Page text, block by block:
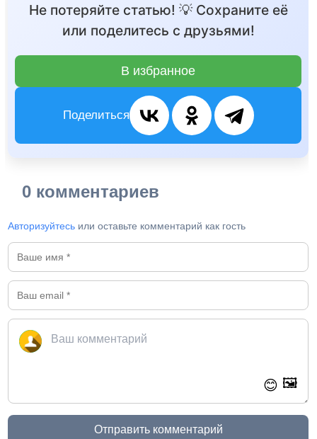
Не потеряйте статью! 💡 Сохраните её
или поделитесь с друзьями!
В избранное
Поделиться
0 комментариев
Авторизуйтесь или оставьте комментарий как гость
😊 🖼️
Отправить комментарий